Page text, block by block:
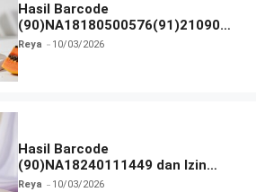
Hasil Barcode
(90)NA18180500576(91)210906
dan Izin BPOM
Reya 10/03/2026
Hasil Barcode
(90)NA18240111449 dan Izin
BPOM
Reya 10/03/2026